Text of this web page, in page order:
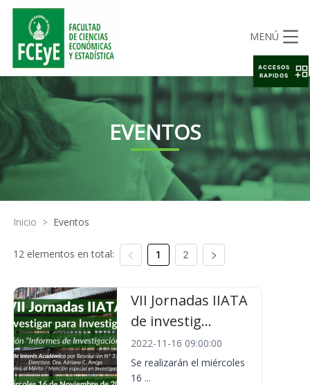
MENÚ
EVENTOS
Inicio > Eventos
12 elementos en total: 1 2
VII Jornadas IIATA
de investig...
2022-11-16 09:00:00
Se realizarán el miércoles
16 ...
ACCESOS
RAPIDOS